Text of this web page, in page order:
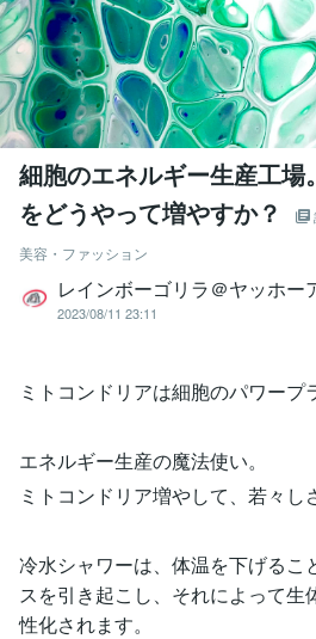
細胞のエネルギー生産工場
をどうやって増やすか？
美容・ファッション
レインボーゴリラ＠ヤッホー
2023/08/11 23:11
ミトコンドリアは細胞のパワープ
エネルギー生産の魔法使い。
ミトコンドリア増やして、若々し
冷水シャワーは、体温を下げるこ
スを引き起こし、それによって生
性化されます。